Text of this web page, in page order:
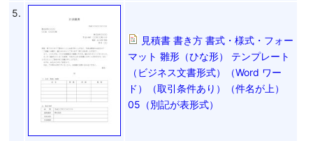
5.
見積書 書き方 書式・様式・フォー
マット 雛形（ひな形） テンプレート
（ビジネス文書形式）（Word ワー
ド）（取引条件あり）（件名が上）
05（別記が表形式）